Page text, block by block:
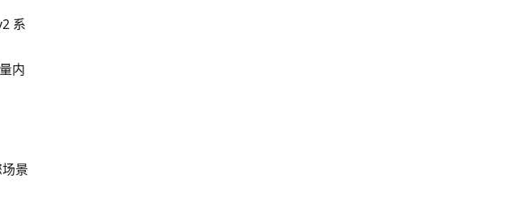
系
内
景